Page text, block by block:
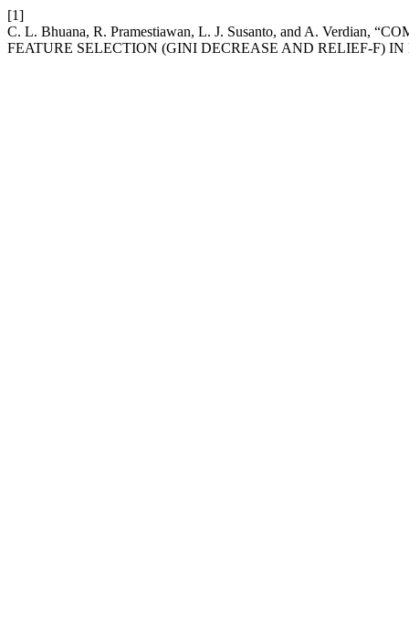
[1]
C. L. Bhuana, R. Pramestiawan, L. J. Susanto, and A. Verdian,
FEATURE SELECTION (GINI DECREASE AND RELIEF-F)